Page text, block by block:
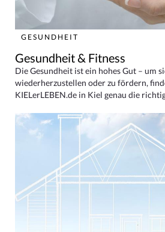
GESUNDHEIT
Gesundheit & Fitness
Die Gesundheit ist ein hohes Gut – um
wiederherzustellen oder zu fördern,
KIELerLEBEN.de in Kiel genau die